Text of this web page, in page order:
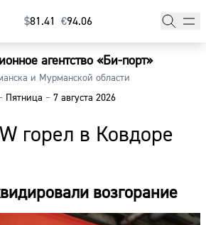
$⁠81.41 €⁠94.06
агентство «Би-порт»
и Мурманской области
Пятница – 7 августа 2026
горел в Ковдоре
возгорание